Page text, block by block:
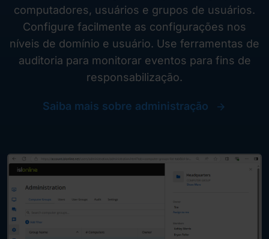
computadores, usuários e grupos de usuários.
Configure facilmente as configurações nos
níveis de domínio e usuário. Use ferramentas de
auditoria para monitorar eventos para fins de
responsabilização.
Saiba mais sobre administração